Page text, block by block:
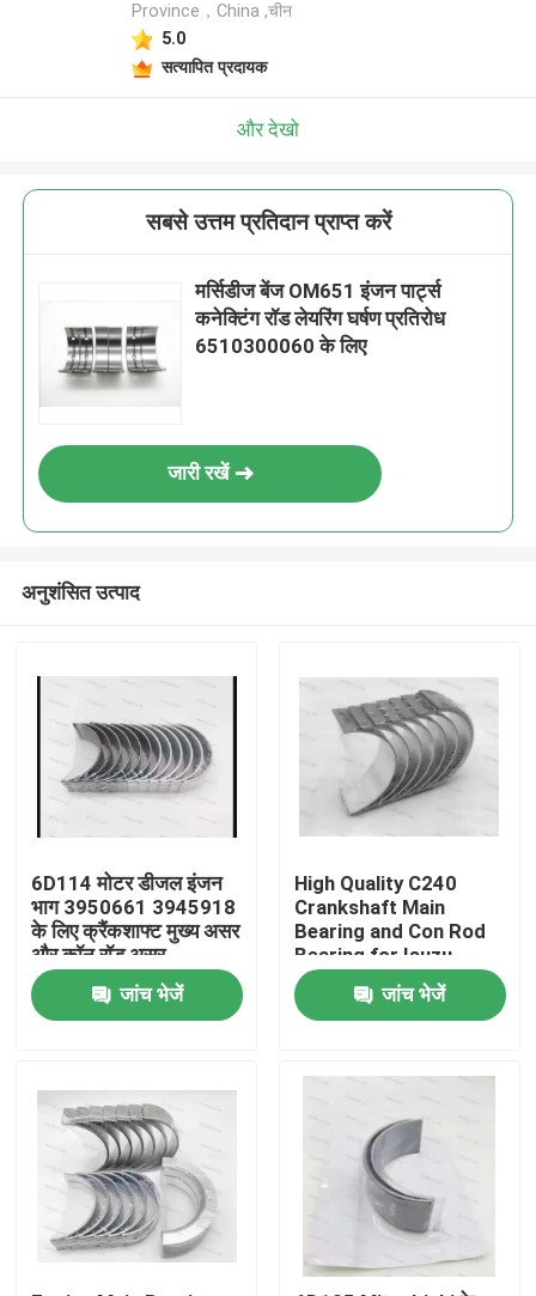
वीडियो
Province，China ,चीन
5.0
सत्यापित प्रदायक
और देखो
सबसे उत्तम प्रतिदान प्राप्त करें
मर्सिडीज बेंज OM651 इंजन पार्ट्स
कनेक्टिंग रॉड लेयरिंग घर्षण प्रतिरोध
6510300060 के लिए
जारी रखें
अनुशंसित उत्पाद
6D114 मोटर डीजल इंजन
भाग 3950661 3945918
के लिए क्रैंकशाफ्ट मुख्य असर
और कॉन रॉड असर
जांच भेजें
High Quality C240
Crankshaft Main
Bearing and Con Rod
Bearing for Isuzu
Motor Diesel Engine
Part
जांच भेजें